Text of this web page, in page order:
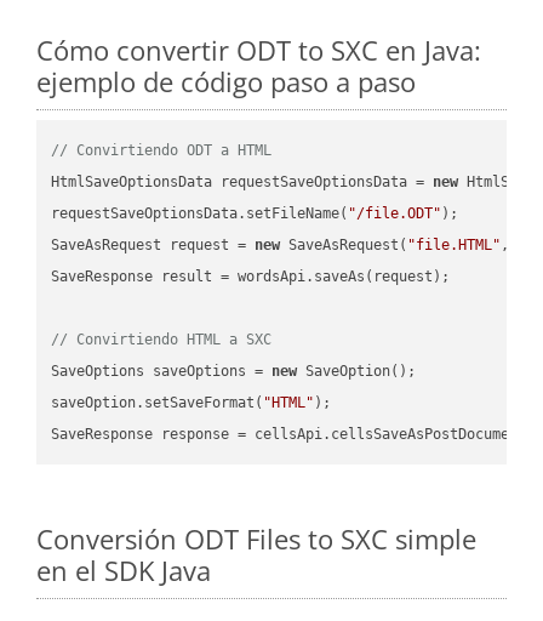
Cómo convertir ODT to SXC en Java:
ejemplo de código paso a paso
// Convirtiendo ODT a HTML
HtmlSaveOptionsData requestSaveOptionsData = new
requestSaveOptionsData.setFileName( "/file.ODT" );
SaveAsRequest request = new SaveAsRequest( "file.HTML"
SaveResponse result = wordsApi.saveAs(request);
// Convirtiendo HTML a SXC
SaveOptions saveOptions = new SaveOption();
saveOption.setSaveFormat( "HTML" );
SaveResponse response =
Conversión ODT Files to SXC simple
en el SDK Java